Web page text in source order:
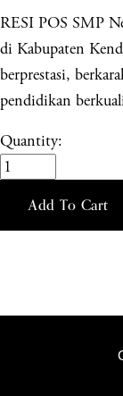
RESI POS SMP
di Kabupaten
berprestasi,
pendidikan
Quantity:
Add To Cart